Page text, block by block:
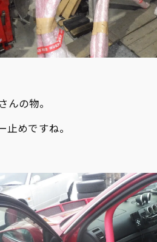
の物。
めですね。